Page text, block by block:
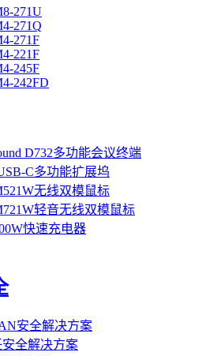
271U
271Q
271F
221F
245F
242FD
D732多功能会议终端
C多功能扩展坞
无线双模鼠标
轻音无线双模鼠标
快速充电器
安全解决方案
全解决方案